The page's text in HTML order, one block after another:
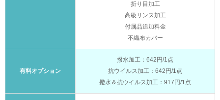
折り目加工
高級リンス加工
付属品追加料金
不織布カバー
有料オプション
撥水加工：642円/1点
抗ウイルス加工：642円/1点
撥水＆抗ウイルス加工：917円/1点